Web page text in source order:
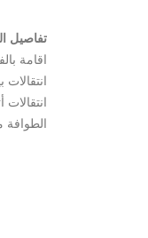
تفاصيل
اقامة
انتقالات